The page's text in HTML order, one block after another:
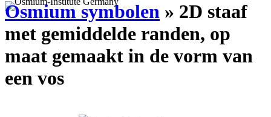
Osmium symbolen » 2D staaf
met gemiddelde randen, op
maat gemaakt in de vorm van
een vos